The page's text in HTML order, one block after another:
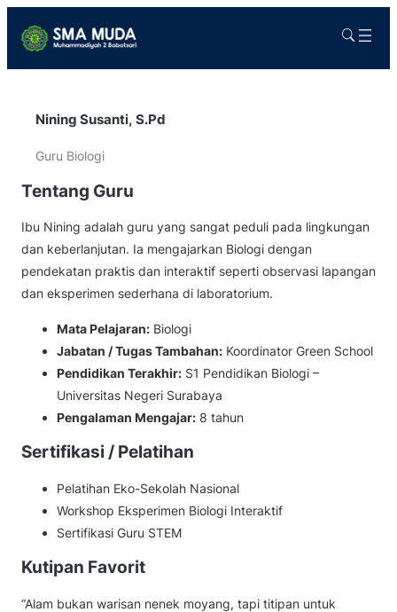
Nining Susanti, S.Pd
Guru Biologi
Tentang Guru
Ibu Nining adalah guru yang sangat peduli pada lingkungan
dan keberlanjutan. Ia mengajarkan Biologi dengan
pendekatan praktis dan interaktif seperti observasi lapangan
dan eksperimen sederhana di laboratorium.
Mata Pelajaran: Biologi
Jabatan / Tugas Tambahan: Koordinator Green School
Pendidikan Terakhir: S1 Pendidikan Biologi –
Universitas Negeri Surabaya
Pengalaman Mengajar: 8 tahun
Sertifikasi / Pelatihan
Pelatihan Eko-Sekolah Nasional
Workshop Eksperimen Biologi Interaktif
Sertifikasi Guru STEM
Kutipan Favorit
“Alam bukan warisan nenek moyang, tapi titipan untuk